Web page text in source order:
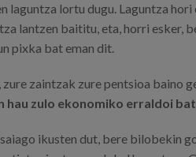
lortu dugu. Laguntza hori
lantzen baititu, eta, horri esker,
pixka bat eman dit.
zaintzak zure pentsioa baino
hau zulo ekonomiko erraldoi
ikusten dut, bere bilobekin